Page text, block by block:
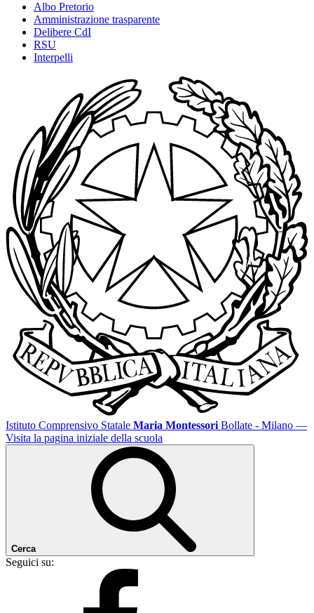
Albo Pretorio
Amministrazione trasparente
Delibere CdI
RSU
Interpelli
Istituto Comprensivo Statale Maria Montessori Bollate - Milano —
Visita la pagina iniziale della scuola
Cerca
Seguici su: